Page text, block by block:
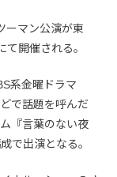
ーマン公演が東
開催される。
系金曜ドラマ
で話題を呼んだ
『言葉のない夜
で出演となる。